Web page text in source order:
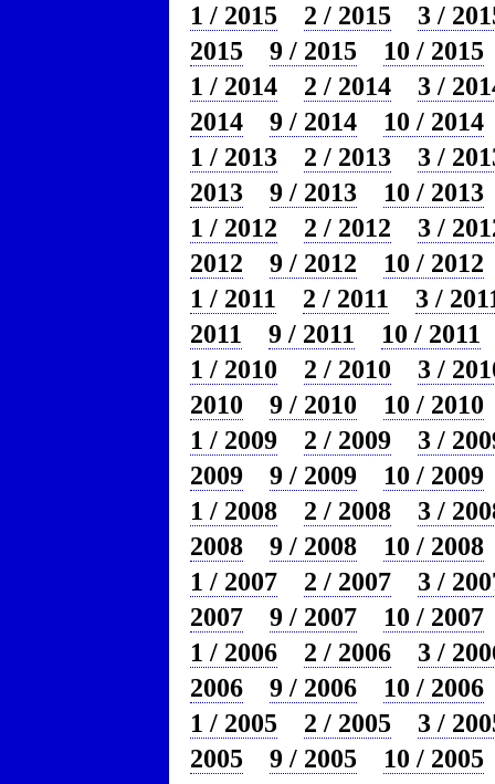
1 / 2015
2 / 2015
3 /
2015
9 / 2015
10 / 2015
1 / 2014
2 / 2014
3 /
2014
9 / 2014
10 / 2014
1 / 2013
2 / 2013
3 /
2013
9 / 2013
10 / 2013
1 / 2012
2 / 2012
3 /
2012
9 / 2012
10 / 2012
1 / 2011
2 / 2011
3 /
2011
9 / 2011
10 / 2011
1 / 2010
2 / 2010
3 /
2010
9 / 2010
10 / 2010
1 / 2009
2 / 2009
3 /
2009
9 / 2009
10 / 2009
1 / 2008
2 / 2008
3 /
2008
9 / 2008
10 / 2008
1 / 2007
2 / 2007
3 /
2007
9 / 2007
10 / 2007
1 / 2006
2 / 2006
3 /
2006
9 / 2006
10 / 2006
1 / 2005
2 / 2005
3 /
2005
9 / 2005
10 / 2005